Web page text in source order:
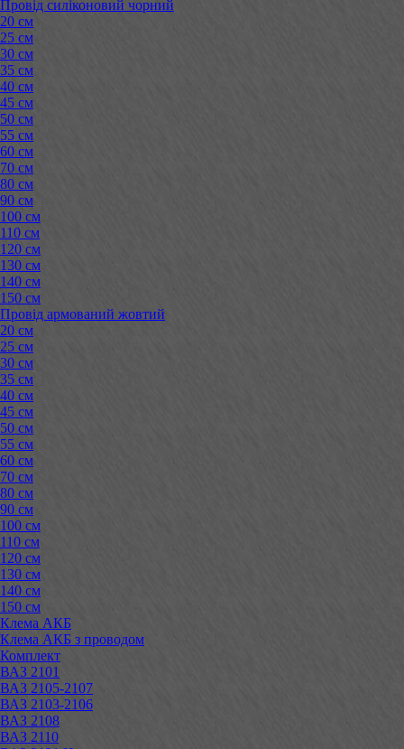
Провід силіконовий чорний
20 см
25 см
30 см
35 см
40 см
45 см
50 см
55 см
60 см
70 см
80 см
90 см
100 см
110 см
120 см
130 см
140 см
150 см
Провід армований жовтий
20 см
25 см
30 см
35 см
40 см
45 см
50 см
55 см
60 см
70 см
80 см
90 см
100 см
110 см
120 см
130 см
140 см
150 см
Клема АКБ
Клема АКБ з проводом
Комплект
ВАЗ 2101
ВАЗ 2105-2107
ВАЗ 2103-2106
ВАЗ 2108
ВАЗ 2110